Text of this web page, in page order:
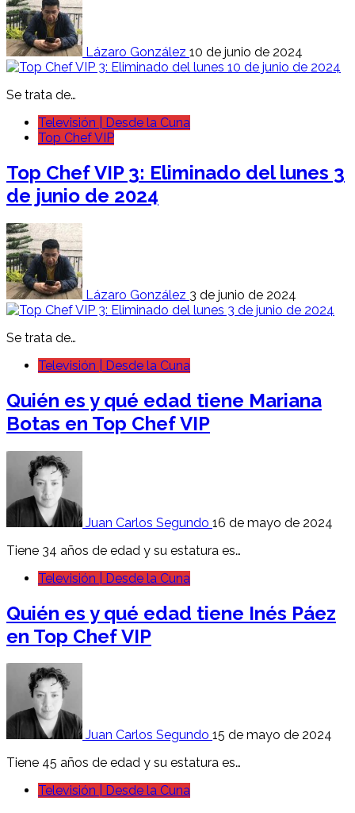
Lázaro González 10 de junio de 2024
Se trata de…
Televisión | Desde la Cuna
Top Chef VIP
Top Chef VIP 3: Eliminado del lunes 3
de junio de 2024
Lázaro González 3 de junio de 2024
Se trata de…
Televisión | Desde la Cuna
Quién es y qué edad tiene Mariana
Botas en Top Chef VIP
Juan Carlos Segundo 16 de mayo de 2024
Tiene 34 años de edad y su estatura es…
Televisión | Desde la Cuna
Quién es y qué edad tiene Inés Páez
en Top Chef VIP
Juan Carlos Segundo 15 de mayo de 2024
Tiene 45 años de edad y su estatura es…
Televisión | Desde la Cuna